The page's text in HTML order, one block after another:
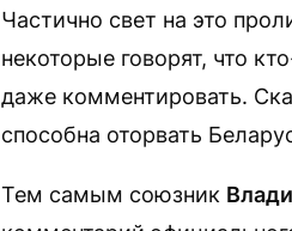
Частично свет на это
некоторые говорят, что
даже комментировать.
способна оторвать
Тем самым союзник